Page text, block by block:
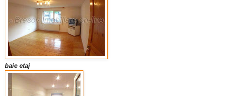
baie etaj